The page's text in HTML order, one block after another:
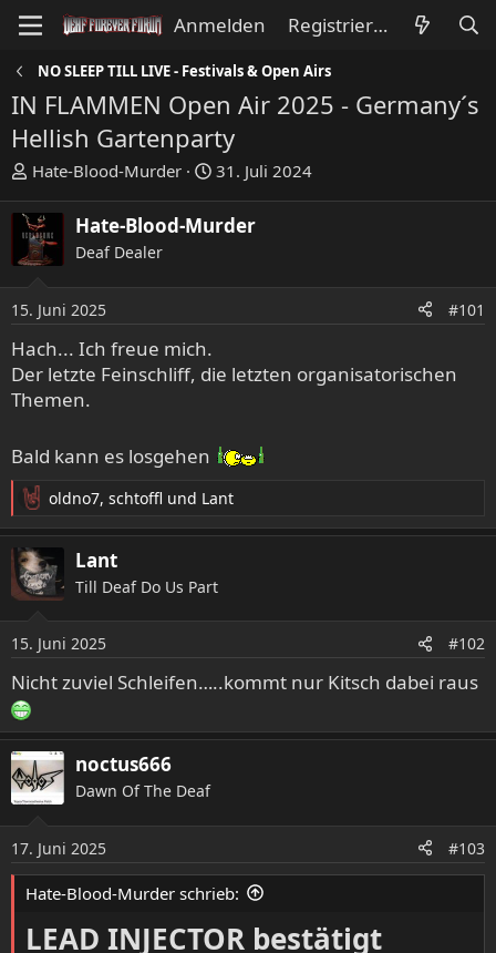
Anmelden Registrieren
NO SLEEP TILL LIVE - Festivals & Open Airs
IN FLAMMEN Open Air 2025 - Germany´s
Hellish Gartenparty
E
s
t
e
l
r
Hate-Blood-Murder
E
s
t
l
m
31. Juli 2024
Hate-Blood-Murder
Deaf Dealer
15. Juni 2025 #101
Hach... Ich freue mich.
Der letzte Feinschliff, die letzten organisatorischen
Themen.
Bald kann es losgehen
R
e
a
k
t
n
e
n
:
oldno7, schtoffl und Lant
Lant
Till Deaf Do Us Part
15. Juni 2025 #102
Nicht zuviel Schleifen…..kommt nur Kitsch dabei raus
noctus666
Dawn Of The Deaf
17. Juni 2025 #103
Hate-Blood-Murder schrieb:
LEAD INJECTOR bestätigt